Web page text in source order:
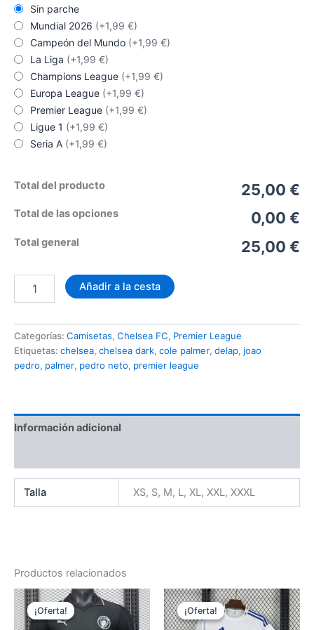
Sin parche
Mundial 2026 (+1,99 €)
Campeón del Mundo (+1,99 €)
La Liga (+1,99 €)
Champions League (+1,99 €)
Europa League (+1,99 €)
Premier League (+1,99 €)
Ligue 1 (+1,99 €)
Seria A (+1,99 €)
Total del producto 25,00 €
Total de las opciones 0,00 €
Total general 25,00 €
Chelsea
2025-
2026
cantidad
Añadir a la cesta
Categorías: Camisetas, Chelsea FC, Premier League
Etiquetas: chelsea, chelsea dark, cole palmer, delap, joao
pedro, palmer, pedro neto, premier league
Información adicional
Talla XS, S, M, L, XL, XXL, XXXL
Productos relacionados
¡Oferta!
¡Oferta! ¡Oferta!
¡Oferta!